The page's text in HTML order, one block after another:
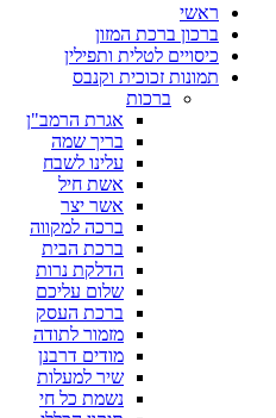
ראשי
ברכון ברכת המזון
כיסויים לטלית ותפילין
תמונות זכוכית וקנבס
ברכות
אגרת הרמב"ן
בריך שמה
עלינו לשבח
אשת חיל
אשר יצר
ברכה למקווה
ברכת הבית
הדלקת נרות
שלום עליכם
ברכת העסק
מזמור לתודה
מודים דרבנן
שיר למעלות
נשמת כל חי